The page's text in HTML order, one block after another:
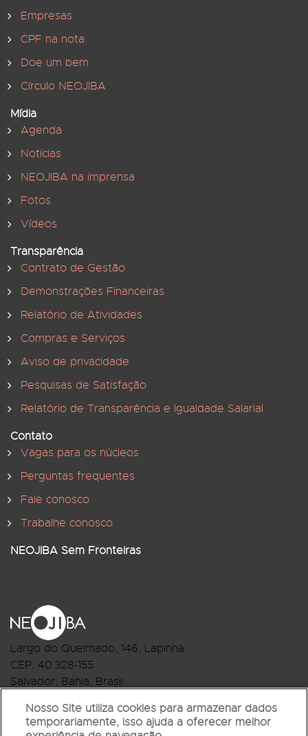
Empresas
CPF na nota
Doe um bem
Círculo NEOJIBA
Mídia
Agenda
Notícias
NEOJIBA na imprensa
Fotos
Vídeos
Transparência
Contrato de Gestão
Demonstrações Financeiras
Relatório de Atividades
Compras e Serviços
Aviso de privacidade
Pesquisas de Satisfação
Relatório de Transparência e Igualdade Salarial
Contato
Vagas para os núcleos
Perguntas frequentes
Fale conosco
Trabalhe conosco
NEOJIBA Sem Fronteiras
Largo do Queimado, 146, Lapinha
CEP: 40.328-155
Salvador, Bahia, Brasil
R.Monte Castelo Nº 62, Bairro Barbalho
Nosso Site utiliza cookies para armazenar dados
temporariamente, isso ajuda a oferecer melhor